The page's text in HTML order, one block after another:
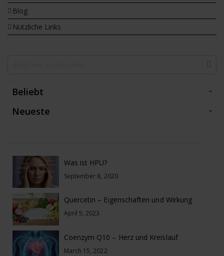
Blog
Nützliche Links
Beliebt
Was ist HPU?
September 8, 2020
Quercetin – Eigenschaften und Wirkung
April 5, 2023
Coenzym Q10 – Herz und Kreislauf
March 15, 2022
Neueste